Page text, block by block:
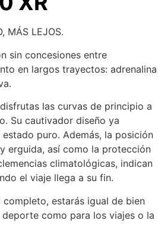
MÁS LEJOS.
sin concesiones entre
en largos trayectos: adrenalina
las curvas de principio a
Su cautivador diseño ya
puro. Además, la posición
erguida, así como la protección
climatológicas, indican
el viaje llega a su fin.
completo, estarás igual de bien
como para los viajes o la